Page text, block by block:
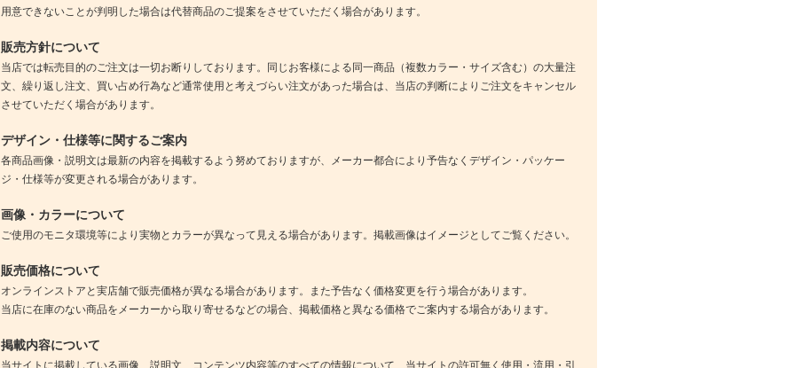
用意できないことが判明した場合は代替商品のご提案をさせていただく場合があります。
販売方針について
当店では転売目的のご注文は一切お断りしております。同じお客様による同一商品（複数カラー・サイズ含む）の大量注
文、繰り返し注文、買い占め行為など通常使用と考えづらい注文があった場合は、当店の判断によりご注文をキャンセル
させていただく場合があります。
デザイン・仕様等に関するご案内
各商品画像・説明文は最新の内容を掲載するよう努めておりますが、メーカー都合により予告なくデザイン・パッケー
ジ・仕様等が変更される場合があります。
画像・カラーについて
ご使用のモニタ環境等により実物とカラーが異なって見える場合があります。掲載画像はイメージとしてご覧ください。
販売価格について
オンラインストアと実店舗で販売価格が異なる場合があります。また予告なく価格変更を行う場合があります。
当店に在庫のない商品をメーカーから取り寄せるなどの場合、掲載価格と異なる価格でご案内する場合があります。
掲載内容について
当サイトに掲載している画像、説明文、コンテンツ内容等のすべての情報について、当サイトの許可無く使用・流用・引